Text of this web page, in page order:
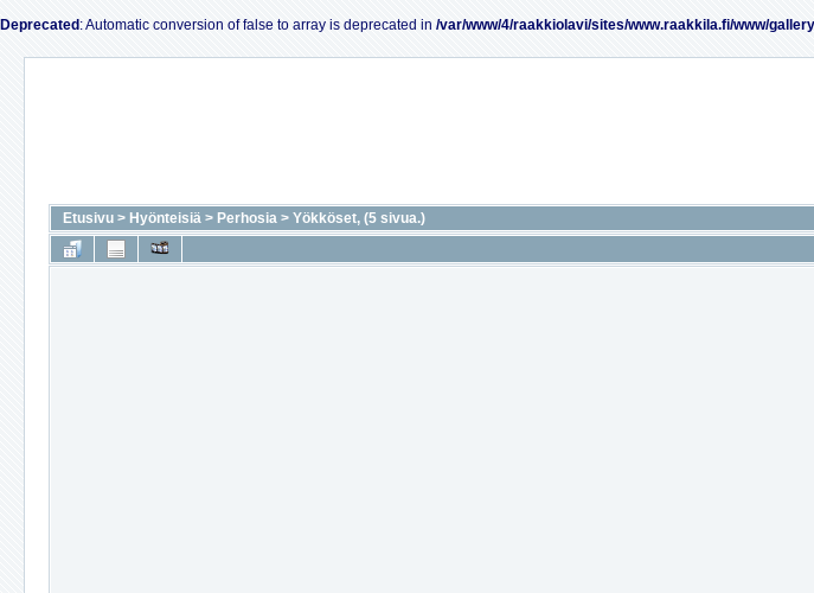
Deprecated : Automatic conversion of false to array is deprecated in /var/www/4/raakkiolavi/sites/www.raakkila.fi/www/
Etusivu > Hyönteisiä > Perhosia > Yökköset, (5 sivua.)